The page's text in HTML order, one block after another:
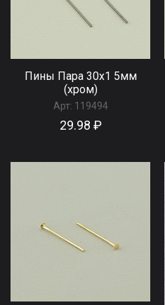
Пины Пара 30х1 5мм
(хром)
Арт: 119494
29.98 ₽